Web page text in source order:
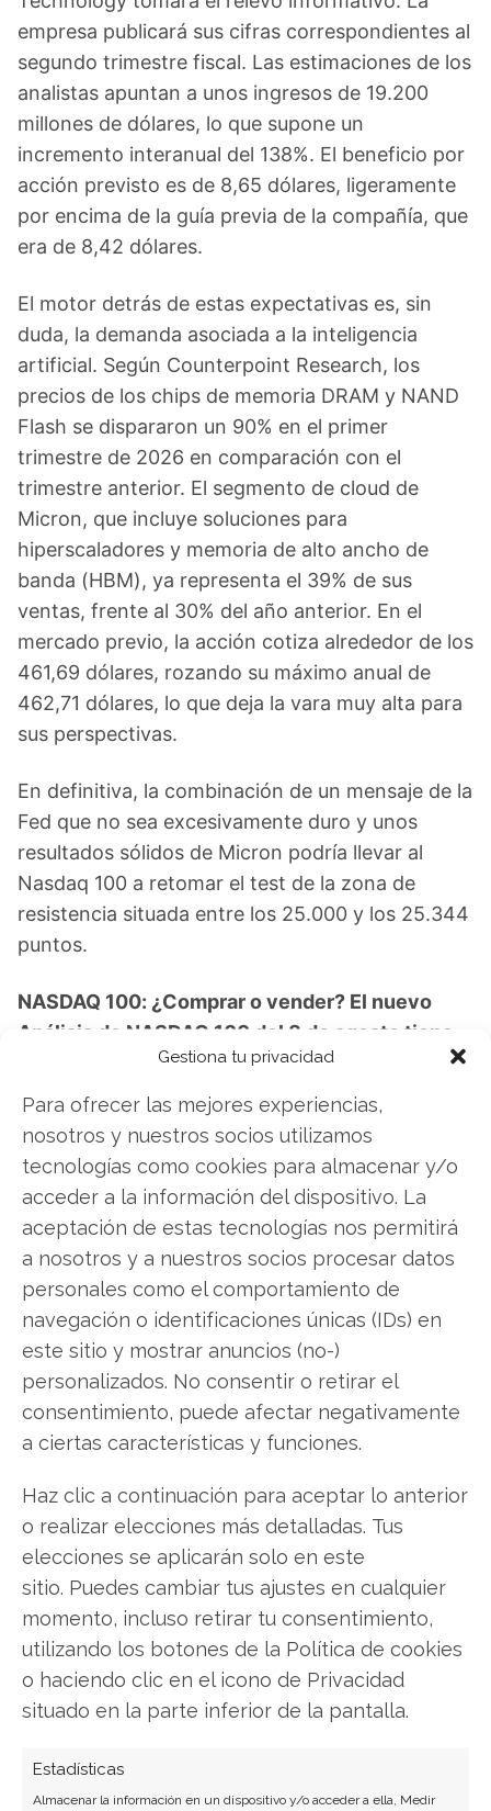
Gestiona tu privacidad
Para ofrecer las mejores experiencias,
nosotros y nuestros socios utilizamos
tecnologías como cookies para almacenar y/o
acceder a la información del dispositivo. La
aceptación de estas tecnologías nos permitirá
a nosotros y a nuestros socios procesar datos
personales como el comportamiento de
navegación o identificaciones únicas (IDs) en
este sitio y mostrar anuncios (no-)
personalizados. No consentir o retirar el
consentimiento, puede afectar negativamente
a ciertas características y funciones.
Haz clic a continuación para aceptar lo anterior
o realizar elecciones más detalladas. Tus
elecciones se aplicarán solo en este
sitio. Puedes cambiar tus ajustes en cualquier
momento, incluso retirar tu consentimiento,
utilizando los botones de la Política de cookies
o haciendo clic en el icono de Privacidad
situado en la parte inferior de la pantalla.
Estadísticas
Almacenar la información en un dispositivo y/o acceder a ella, Medir
empresa publicará sus cifras correspondientes al
segundo trimestre fiscal. Las estimaciones de los
analistas apuntan a unos ingresos de 19.200
millones de dólares, lo que supone un
incremento interanual del 138%. El beneficio por
acción previsto es de 8,65 dólares, ligeramente
por encima de la guía previa de la compañía, que
era de 8,42 dólares.
El motor detrás de estas expectativas es, sin
duda, la demanda asociada a la inteligencia
artificial. Según Counterpoint Research, los
precios de los chips de memoria DRAM y NAND
Flash se dispararon un 90% en el primer
trimestre de 2026 en comparación con el
trimestre anterior. El segmento de cloud de
Micron, que incluye soluciones para
hiperscaladores y memoria de alto ancho de
banda (HBM), ya representa el 39% de sus
ventas, frente al 30% del año anterior. En el
mercado previo, la acción cotiza alrededor de los
461,69 dólares, rozando su máximo anual de
462,71 dólares, lo que deja la vara muy alta para
sus perspectivas.
En definitiva, la combinación de un mensaje de la
Fed que no sea excesivamente duro y unos
resultados sólidos de Micron podría llevar al
Nasdaq 100 a retomar el test de la zona de
resistencia situada entre los 25.000 y los 25.344
puntos.
NASDAQ 100: ¿Comprar o vender? El nuevo
Análisis de NASDAQ 100 del 8 de agosto tiene
Los últimos resultados de NASDAQ 100 son
contundentes: Acción inmediata requerida para
los inversores de NASDAQ 100. ¿Merece la pena
invertir o es momento de vender? En el Análisis
gratuito actual del 8 de agosto descubrirá
exactamente qué hacer.
NASDAQ 100: ¿Comprar o vender?¡Lee más
aquí!
NASDAQ 100
Twitter
Facebook
LinkedIn